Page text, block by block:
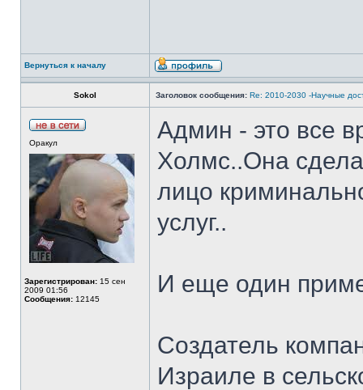
Вернуться к началу
Sokol Заголовок сообщения: Re: 2010-2030 -Научные
Оракул
Зарегистрирован: 15 сен
2009 01:56
Сообщения: 12145
Админ - это все
Холмс..Она
лицо
услуг..
И еще один
Создатель
Израиле в